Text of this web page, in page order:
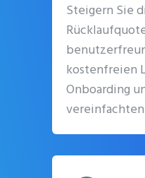
Steigern Sie
kostenfreien
Onboarding